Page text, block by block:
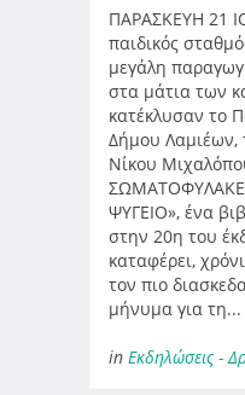
ΠΑΡΑΣΚΕΥΗ 21
παιδικός
μεγάλη
στα μάτια των
κατέκλυσαν το
Δήμου Λαμιέων,
Νίκου
ΨΥΓΕΙΟ», ένα
στην 20η του
καταφέρει,
τον πιο
μήνυμα για τη...
in Εκδηλώσεις -